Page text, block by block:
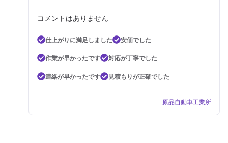
コメントはありません
仕上がりに満足しました
安価でした
作業が早かったです
対応が丁寧でした
連絡が早かったです
見積もりが正確でした
原品自動車工業所